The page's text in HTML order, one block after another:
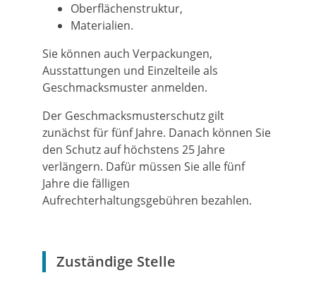
Oberflächenstruktur,
Materialien.
Sie können auch Verpackungen,
Ausstattungen und Einzelteile als
Geschmacksmuster anmelden.
Der Geschmacksmusterschutz gilt
zunächst für fünf Jahre. Danach können Sie
den Schutz auf höchstens 25 Jahre
verlängern. Dafür müssen Sie alle fünf
Jahre die fälligen
Aufrechterhaltungsgebühren bezahlen.
Zuständige Stelle